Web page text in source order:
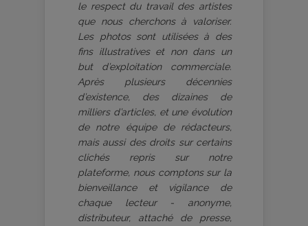
le respect du travail des artistes
que nous cherchons à valoriser.
Les photos sont utilisées à des
fins illustratives et non dans un
but d’exploitation commerciale.
Après plusieurs décennies
d’existence, des dizaines de
milliers d’articles, et une évolution
de notre équipe de rédacteurs,
mais aussi des droits sur certains
clichés repris sur notre
plateforme, nous comptons sur la
bienveillance et vigilance de
chaque lecteur - anonyme,
distributeur, attaché de presse,